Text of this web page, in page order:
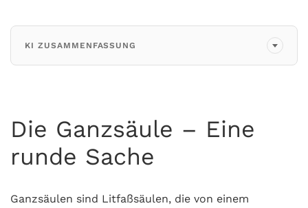
KI ZUSAMMENFASSUNG
Die Ganzsäule – Eine
runde Sache
Ganzsäulen sind Litfaßsäulen, die von einem